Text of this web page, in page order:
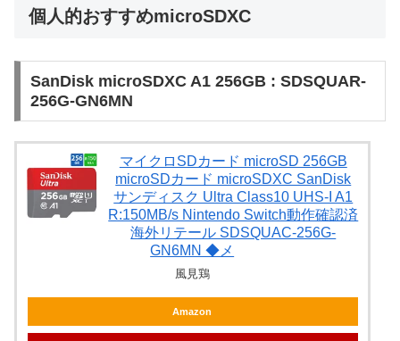
個人的おすすめmicroSDXC
SanDisk microSDXC A1 256GB : SDSQUAR-
256G-GN6MN
マイクロSDカード microSD 256GB
microSDカード microSDXC SanDisk
サンディスク Ultra Class10 UHS-I A1
R:150MB/s Nintendo Switch動作確認済
海外リテール SDSQUAC-256G-
GN6MN ◆メ
風見鶏
Amazon